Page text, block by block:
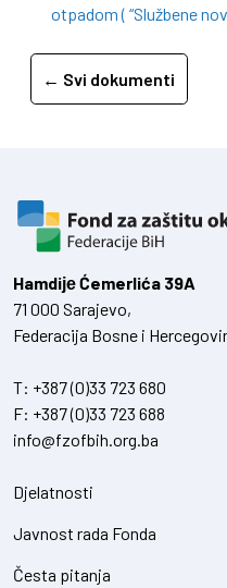
otpadom ( “Službene
← Svi dokumenti
Hamdiје Ćemerlića 39A
71 000 Sarajevo,
Federacija Bosne i
T: +387 (0)33 723 680
F: +387 (0)33 723 688
info@fzofbih.org.ba
Djelatnosti
Javnost rada Fonda
Česta pitanja